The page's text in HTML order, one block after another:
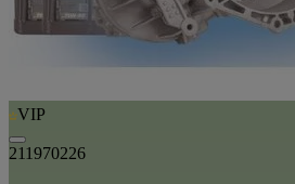
VIP
211970226